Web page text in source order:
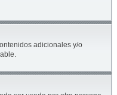
adicionales y/o